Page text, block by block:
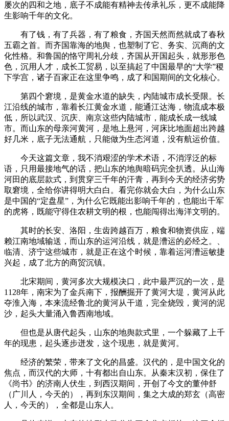
屡次的四和之地，底子不成能有精神去传承礼乐，更不成能降
生影响千年的文化。
有了钱，有了兵器，有了粮食，齐国天然而然就成了春秋
五霸之首。而齐国靠海的地舆，也塑制了它、务实、沉商的文
化性格。和鲁国的恪守周礼分歧，齐国从开国起头，就形形色
色，沉用人才，成长工贸易，以至搞起了中国最早的“大学”稷
下学宫，诸子百家正在这里争鸣，成了和国期间的文化核心。
第四个窘境，是黄金水道的缺失，内陆城市成长受限。长
江沿线的城市，靠着长江黄金水道，能通江达海，物流成本极
低，所以武汉、沉庆、南京这些内陆城市，能成长成一线城
市。而山东的母亲河黄河，是地上悬河，河床比地面超出跨越
好几米，底子无法通航，只能做为生态河道，没有航运价值。
今天这篇文章，我不消艰涩的学术术语，不消浮泛的标
语，只用最接地气的话，把山东的地舆暗码完全扒透。从山海
河田的底层款式，到贯穿三千年的汗青，再到今天的经济劣势
取窘境，全给你讲得明大白白。看完你就会大白，为什么山东
是中国的“定盘星”，为什么它既能出影响千年的，也能出千军
的虎将，既能守得住农耕文明的根，也能闯得出海洋文明的。
其时的长安、洛阳，生齿跨越百万，粮食和物资供应，端
赖江南地域输送，而山东的运河沿线，就是漕运的必经之。、
临清、济宁这些城市，就是正在这个时候，靠着运河漕运敏捷
兴起，成了北方的商贸沉镇。
北宋期间，黄河多次大规模决口，此中最严沉的一次，是
1128年，南宋为了金兵南下，报酬掘开了黄河大堤，黄河从此
夺淮入海，本来流经鲁北的黄河从干道，完全烧毁，黄河的泥
沙，起头大量涌入鲁西南地域。
但也是从唐代起头，山东的地舆款式里，一个躲藏了上千
年的现患，起头逐步迸发，这个现患，就是黄河。
经济的繁荣，带来了文化的昌盛。汉代的，是中国文化的
焦点，而汉代的大师，十有都出自山东。从秦末汉初，保住了
《尚书》的济南人伏生，到西汉期间，开创了今文的董仲舒
（广川人，今天的），再到东汉期间，集之大成的郑玄（高密
人，今天的），全都是山东人。